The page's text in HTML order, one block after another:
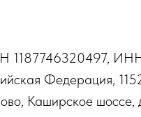
Федерация,
Каширское шоссе,